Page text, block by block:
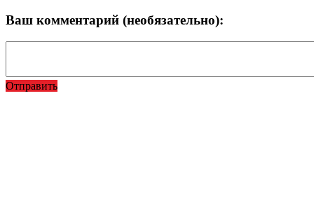
Ваш комментарий (необязательно):
Отправить